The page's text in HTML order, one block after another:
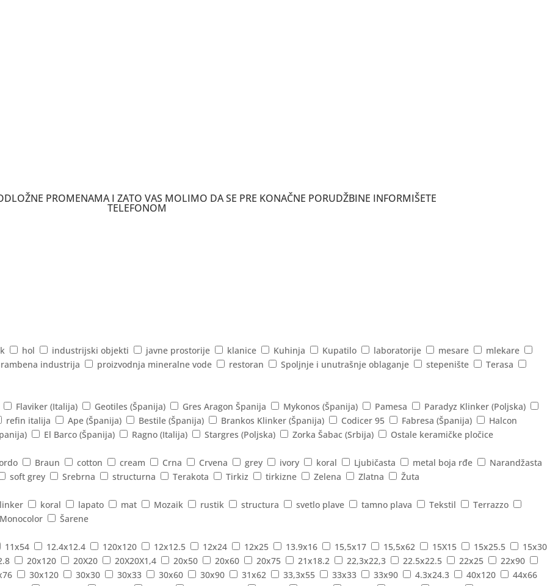
PROMENAMA I ZATO VAS MOLIMO DA SE PRE KONAČNE PORUDŽBINE INFORMIŠETE
TELEFONOM
hol industrijski objekti javne prostorije klanice Kuhinja Kupatilo laboratorije mesare
mlekare
industrija proizvodnja mineralne vode restoran Spoljnje i unutrašnje oblaganje stepenište
Terasa
Flaviker (Italija) Geotiles (Španija) Gres Aragon Španija Mykonos (Španija) Pamesa
Paradyz Klinker (Poljska)
refin italija Ape (Španija) Bestile (Španija) Brankos Klinker (Španija) Codicer 95 Fabresa (Španija)
Halcon
El Barco (Španija) Ragno (Italija) Stargres (Poljska) Zorka Šabac (Srbija)
Ostale keramičke pločice
Braun cotton cream Crna Crvena grey ivory koral Ljubičasta metal boja rđe
Narandžasta
soft grey Srebrna structurna Terakota Tirkiz tirkizne Zelena Zlatna
Žuta
koral lapato mat Mozaik rustik structura svetlo plave tamno plava Tekstil
Terrazzo
Monocolor
Šarene
11x54 12.4x12.4 120x120 12x12.5 12x24 12x25 13.9x16 15,5x17 15,5x62 15X15 15x25.5
15x30
20x120 20X20 20X20X1,4 20x50 20x60 20x75 21x18.2 22,3x22,3 22.5x22.5 22x25
22x90
30x120 30x30 30x33 30x60 30x90 31x62 33,3x55 33x33 33x90 4.3x24.3 40x120
44x66